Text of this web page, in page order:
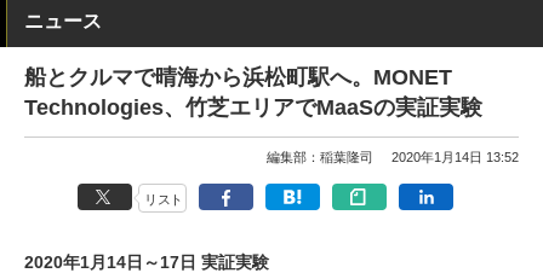
ニュース
船とクルマで晴海から浜松町駅へ。MONET
Technologies、竹芝エリアでMaaSの実証実験
編集部：稲葉隆司 2020年1月14日 13:52
リスト
2020年1月14日～17日 実証実験